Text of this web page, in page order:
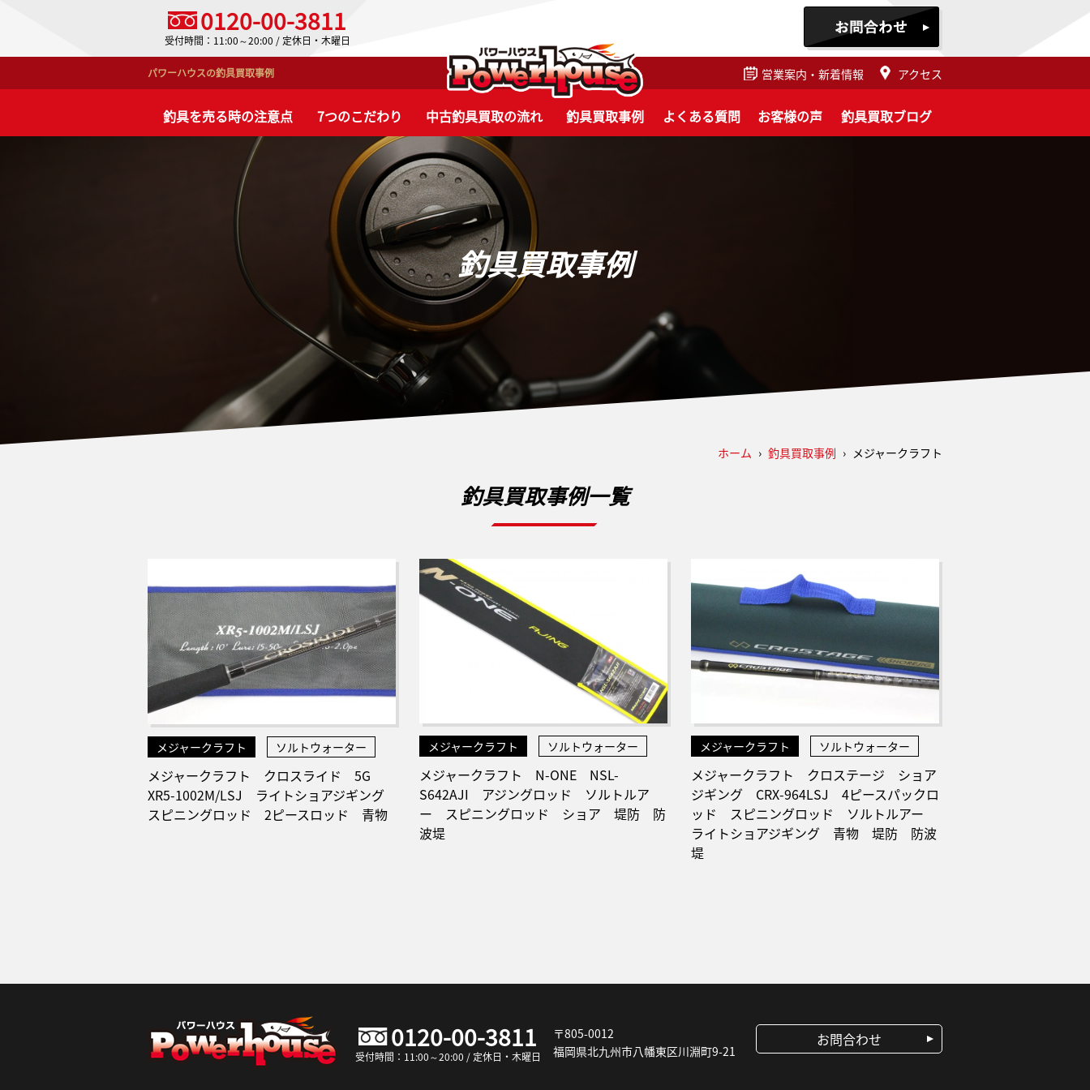
0120-00-3811
受付時間：11:00～20:00 / 定休日・木曜日
パワーハウスの釣具買取事例 営業案内・新着情報 アクセス
釣具を売る時の注意点 7つのこだわり 中古釣具買取の流れ 釣具買取事例 よくある質問 お客様の声 釣具買取ブログ
釣具買取事例
ホーム › 釣具買取事例 › メジャークラフト
釣具買取事例一覧
メジャークラフト ソルトウォーター
メジャークラフト クロスライド 5G
XR5-1002M/LSJ ライトショアジギング
スピニングロッド 2ピースロッド 青物
メジャークラフト ソルトウォーター
メジャークラフト N-ONE NSL-
S642AJI アジングロッド ソルトルア
ー スピニングロッド ショア 堤防 防
波堤
メジャークラフト ソルトウォーター
メジャークラフト クロステージ ショア
ジギング CRX-964LSJ 4ピースパックロ
ッド スピニングロッド ソルトルアー
ライトショアジギング 青物 堤防 防波
堤
0120-00-3811
受付時間：11:00～20:00 / 定休日・木曜日
〒805-0012
福岡県北九州市八幡東区川淵町9-21
お問合わせ